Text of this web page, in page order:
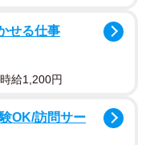
2/8
せる仕事
給1,200円
OK/訪問サー